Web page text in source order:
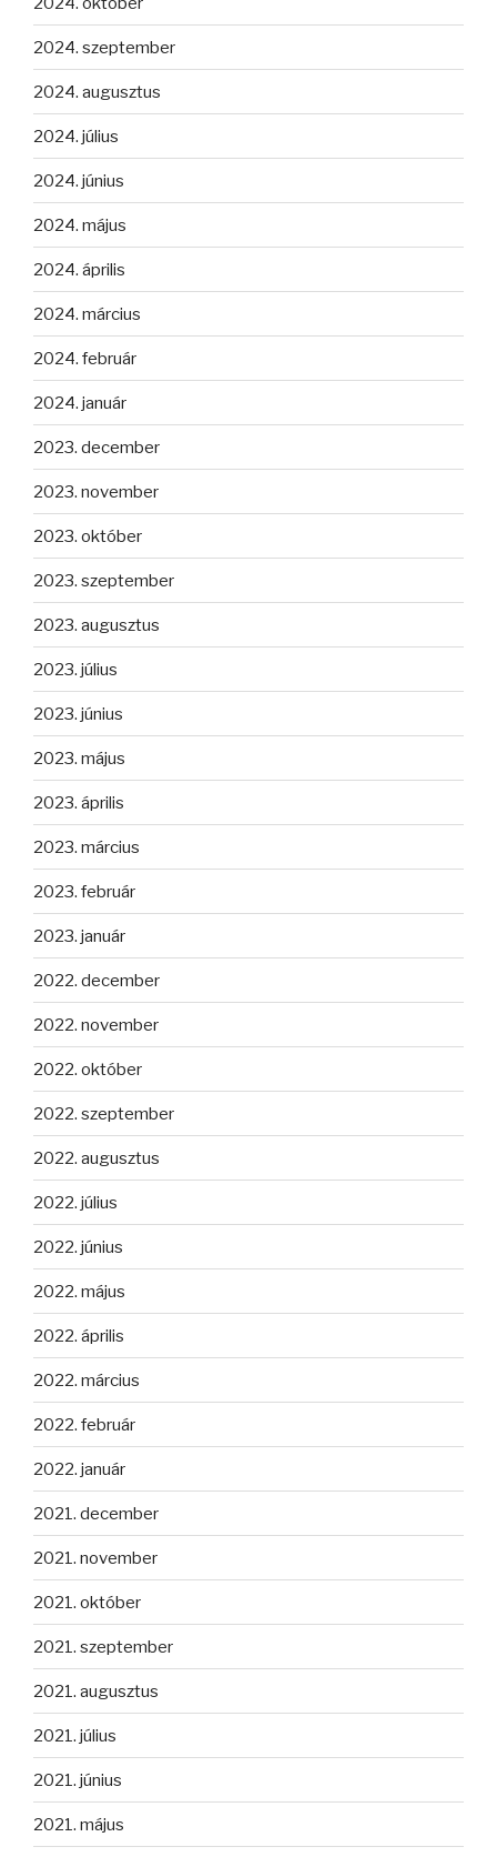
2024. szeptember
2024. augusztus
2024. július
2024. június
2024. május
2024. április
2024. március
2024. február
2024. január
2023. december
2023. november
2023. október
2023. szeptember
2023. augusztus
2023. július
2023. június
2023. május
2023. április
2023. március
2023. február
2023. január
2022. december
2022. november
2022. október
2022. szeptember
2022. augusztus
2022. július
2022. június
2022. május
2022. április
2022. március
2022. február
2022. január
2021. december
2021. november
2021. október
2021. szeptember
2021. augusztus
2021. július
2021. június
2021. május